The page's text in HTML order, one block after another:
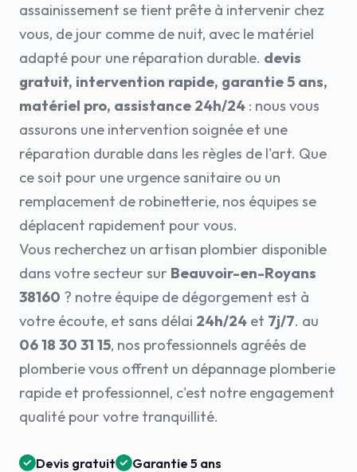
assainissement se tient prête à intervenir chez
vous, de jour comme de nuit, avec le matériel
adapté pour une réparation durable. devis
gratuit, intervention rapide, garantie 5 ans,
matériel pro, assistance 24h/24 : nous vous
assurons une intervention soignée et une
réparation durable dans les règles de l'art. Que
ce soit pour une urgence sanitaire ou un
remplacement de robinetterie, nos équipes se
déplacent rapidement pour vous.
Vous recherchez un artisan plombier disponible
dans votre secteur sur Beauvoir-en-Royans
38160 ? notre équipe de dégorgement est à
votre écoute, et sans délai 24h/24 et 7j/7. au
06 18 30 31 15, nos professionnels agréés de
plomberie vous offrent un dépannage plomberie
rapide et professionnel, c'est notre engagement
qualité pour votre tranquillité.
Devis gratuit
Garantie 5 ans